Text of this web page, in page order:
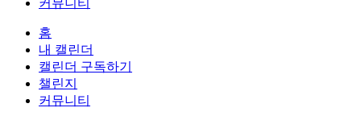
커뮤니티
홈
내 캘린더
캘린더 구독하기
챌린지
커뮤니티